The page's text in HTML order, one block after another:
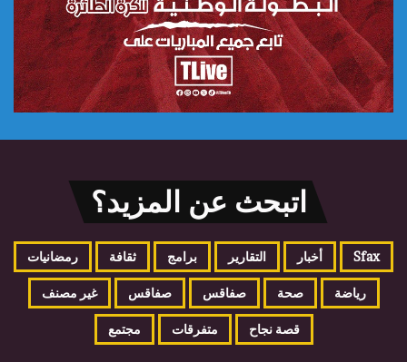
اتبحث عن المزيد؟
Sfax أخبار التقارير برامج ثقافة رمضانيات
رياضة صحة صفاقس صفاقس غير مصنف
قصة نجاح متفرقات مجتمع